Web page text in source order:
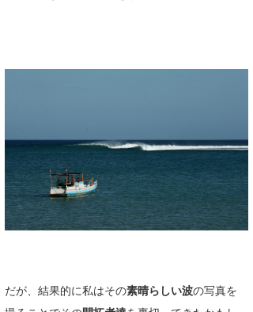
だが、結果的に私はその素晴らしい波の写真を